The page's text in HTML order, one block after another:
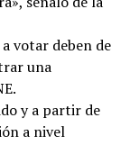
votar deben de
una
y a partir de
a nivel